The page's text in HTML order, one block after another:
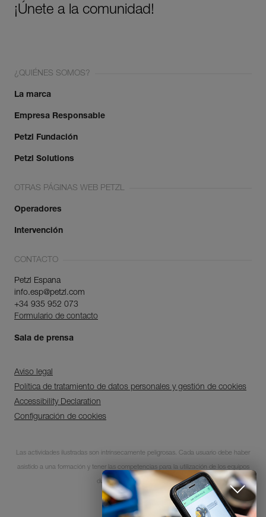
seguimiento de su parque de
EPI.
¡Únete a la comunidad!
¿QUIÉNES SOMOS?
La marca
Empresa Responsable
Petzl Fundación
Petzl Solutions
OTRAS PÁGINAS WEB PETZL
Operadores
Intervención
CONTACTO
Petzl Espana
info.esp@petzl.com
+34 935 952 073
Formulario de contacto
Sala de prensa
Aviso legal
Política de tratamiento de datos personales y gestión de cookies
Accessibility Declaration
Configuración de cookies
Las actividades ilustradas son intrínsecamente peligrosas. Cada usuario debe haber
asistido a una formación y tener las competencias para la utilización de los equipos
durante estas actividades.